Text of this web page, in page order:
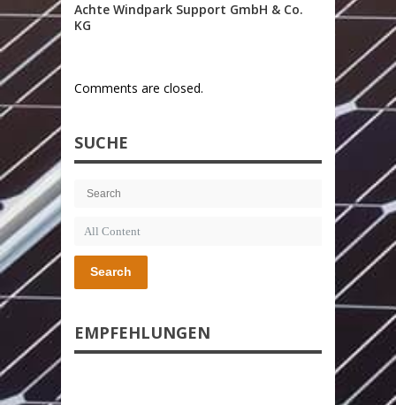
Achte Windpark Support GmbH & Co.
KG
Comments are closed.
SUCHE
Search
EMPFEHLUNGEN